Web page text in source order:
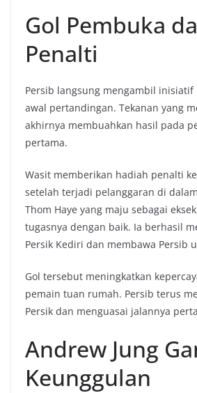
Gol Pembuka
Penalti
Persib langsung mengambil inisiatif
awal pertandingan. Tekanan yang
akhirnya membuahkan hasil pada
pertama.
Wasit memberikan hadiah penalti
setelah terjadi pelanggaran di
Thom Haye yang maju sebagai
tugasnya dengan baik. Ia berhasil
Persik Kediri dan membawa Persib
Gol tersebut meningkatkan
pemain tuan rumah. Persib terus
Persik dan menguasai jalannya
Andrew Jung
Keunggulan